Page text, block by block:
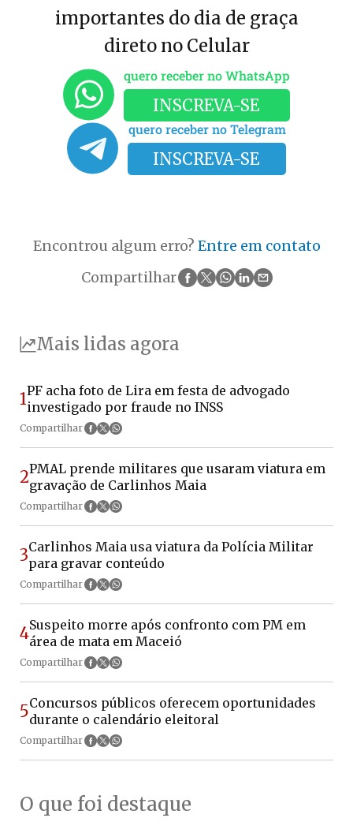
importantes do dia de graça
direto no Celular
quero receber no WhatsApp
INSCREVA-SE
quero receber no Telegram
INSCREVA-SE
Encontrou algum erro? Entre em contato
Compartilhar
Mais lidas agora
1PF acha foto de Lira em festa de advogado
investigado por fraude no INSS
Compartilhar
2PMAL prende militares que usaram viatura em
gravação de Carlinhos Maia
Compartilhar
3Carlinhos Maia usa viatura da Polícia Militar
para gravar conteúdo
Compartilhar
4Suspeito morre após confronto com PM em
área de mata em Maceió
Compartilhar
5Concursos públicos oferecem oportunidades
durante o calendário eleitoral
Compartilhar
O que foi destaque